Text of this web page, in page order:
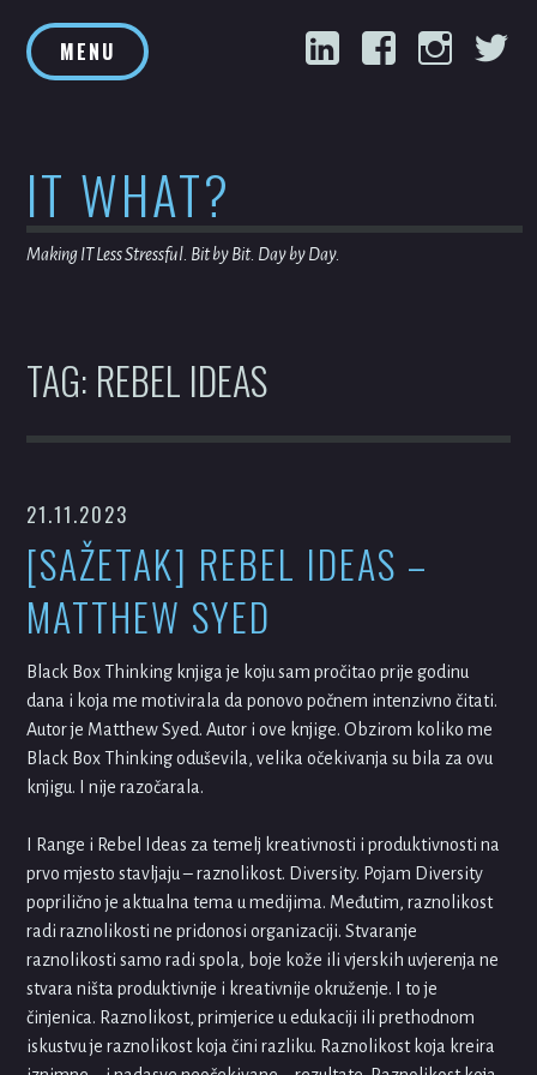
to
content
LinkedInFacebook
MENU
IT WHAT?
Making IT Less Stressful. Bit by Bit. Day by Day.
TAG: REBEL IDEAS
21.11.2023
[SAŽETAK] REBEL IDEAS –
MATTHEW SYED
Black Box Thinking knjiga je koju sam pročitao prije godinu
dana i koja me motivirala da ponovo počnem intenzivno čitati.
Autor je Matthew Syed. Autor i ove knjige. Obzirom koliko me
Black Box Thinking oduševila, velika očekivanja su bila za ovu
knjigu. I nije razočarala.
I Range i Rebel Ideas za temelj kreativnosti i produktivnosti na
prvo mjesto stavljaju – raznolikost. Diversity. Pojam Diversity
poprilično je aktualna tema u medijima. Međutim, raznolikost
radi raznolikosti ne pridonosi organizaciji. Stvaranje
raznolikosti samo radi spola, boje kože ili vjerskih uvjerenja ne
stvara ništa produktivnije i kreativnije okruženje. I to je
činjenica. Raznolikost, primjerice u edukaciji ili prethodnom
iskustvu je raznolikost koja čini razliku. Raznolikost koja kreira